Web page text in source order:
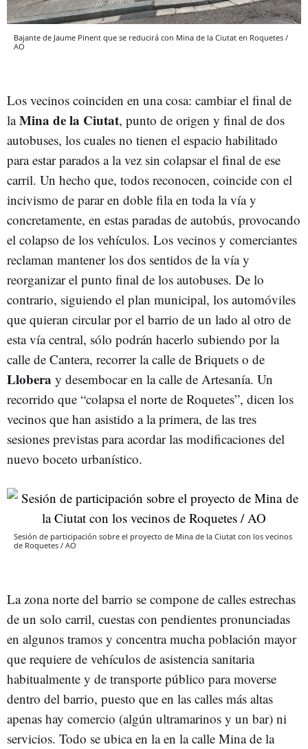
Bajante de Jaume Pinent que se reducirá con Mina de la Ciutat en Roquetes /
AO
Los vecinos coinciden en una cosa: cambiar el final de
laMina de la Ciutat, punto de origen y final de dos
autobuses, los cuales no tienen el espacio habilitado
para estar parados a la vez sin colapsar el final de ese
carril. Un hecho que, todos reconocen, coincide con el
incivismo de parar en doble fila en toda la vía y
concretamente, en estas paradas de autobús, provocando
el colapso de los vehículos. Los vecinos y comerciantes
reclaman mantener los dos sentidos de la vía y
reorganizar el punto final de los autobuses. De lo
contrario, siguiendo el plan municipal, los automóviles
que quieran circular por el barrio de un lado al otro de
esta vía central, sólo podrán hacerlo subiendo por la
calle de Cantera, recorrer la calle de Briquets o de
Llobera y desembocar en la calle de Artesanía. Un
recorrido que “colapsa el norte de Roquetes”, dicen los
vecinos que han asistido a la primera, de las tres
sesiones previstas para acordar las modificaciones del
nuevo boceto urbanístico.
Sesión de participación sobre el proyecto de Mina de la Ciutat con los vecinos
de Roquetes / AO
La zona norte del barrio se compone de calles estrechas
de un solo carril, cuestas con pendientes pronunciadas
en algunos tramos y concentra mucha población mayor
que requiere de vehículos de asistencia sanitaria
habitualmente y de transporte público para moverse
dentro del barrio, puesto que en las calles más altas
apenas hay comercio (algún ultramarinos y un bar) ni
servicios. Todo se ubica en la en la calle Mina de la